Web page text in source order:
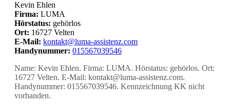
Kevin Ehlen
Firma: LUMA
Hörstatus: gehörlos
Ort: 16727 Velten
E-Mail: kontakt@luma-assistenz.com
Handynummer: 015567039546
Name: Kevin Ehlen. Firma: LUMA. Hörstatus: gehörlos. Ort:
16727 Velten. E-Mail: kontakt@luma-assistenz.com.
Handynummer: 015567039546. Kennzeichnung KK nicht
vorhanden.